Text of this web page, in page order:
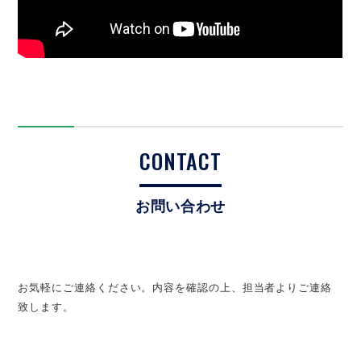
CONTACT
お問い合わせ
お気軽にご連絡ください。内容を確認の上、担当者よりご連絡
致します。